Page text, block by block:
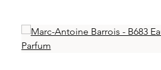
Skip product gallery